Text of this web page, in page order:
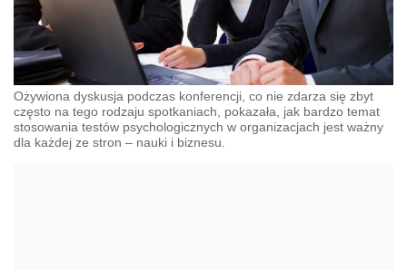
Ożywiona dyskusja podczas konferencji, co nie zdarza się zbyt
często na tego rodzaju spotkaniach, pokazała, jak bardzo temat
stosowania testów psychologicznych w organizacjach jest ważny
dla każdej ze stron – nauki i biznesu.